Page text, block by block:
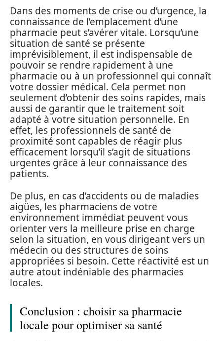
Dans des moments de crise ou d’urgence, la
connaissance de l’emplacement d’une
pharmacie peut s’avérer vitale. Lorsqu’une
situation de santé se présente
imprévisiblement, il est indispensable de
pouvoir se rendre rapidement à une
pharmacie ou à un professionnel qui connaît
votre dossier médical. Cela permet non
seulement d’obtenir des soins rapides, mais
aussi de garantir que le traitement soit
adapté à votre situation personnelle. En
effet, les professionnels de santé de
proximité sont capables de réagir plus
efficacement lorsqu’il s’agit de situations
urgentes grâce à leur connaissance des
patients.
De plus, en cas d’accidents ou de maladies
aigües, les pharmaciens de votre
environnement immédiat peuvent vous
orienter vers la meilleure prise en charge
selon la situation, en vous dirigeant vers un
médecin ou des structures de soins
appropriées si besoin. Cette réactivité est un
autre atout indéniable des pharmacies
locales.
Conclusion : choisir sa pharmacie
locale pour optimiser sa santé